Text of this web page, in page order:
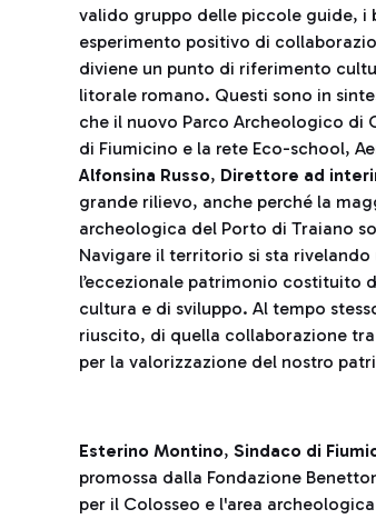
valido gruppo delle piccole guide, i
esperimento positivo di
diviene un punto di riferimento
litorale romano. Questi sono in
che il nuovo Parco Archeologico di
di Fiumicino e la rete Eco-school,
Alfonsina Russo, Direttore ad
grande rilievo, anche perché la
archeologica del Porto di Traiano
Navigare il territorio si sta
l’eccezionale patrimonio costituito
cultura e di sviluppo. Al tempo
riuscito, di quella collaborazione
per la valorizzazione del nostro
Esterino Montino, Sindaco di
promossa dalla Fondazione
per il Colosseo e l'area